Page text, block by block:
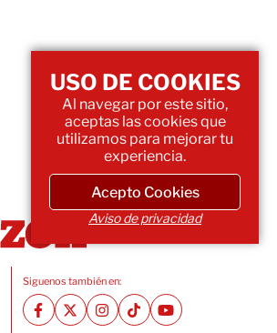
Siguenos también en:
USO DE COOKIES
Al navegar por este sitio,
aceptas las cookies que
utilizamos para mejorar tu
experiencia.
Acepto Cookies
Aviso de privacidad